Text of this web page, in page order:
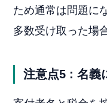
ため通常は問題に
多数受け取った場
注意点5：名義